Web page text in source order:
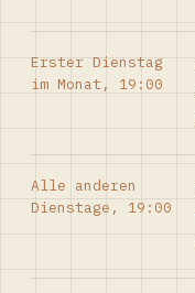
Erster Dienstag
im Monat, 19:00
Alle anderen
Dienstage, 19:00